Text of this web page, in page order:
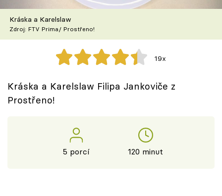
Škola vaření
Recepty z TV
Speciál: Cuketa
Těhotnej kuchař
Sledujte prima+
Kráska a Karelslaw
Zdroj: FTV Prima/ Prostřeno!
19x
Kráska a Karelslaw Filipa Jankoviče z
Prostřeno!
5 porcí 120 minut